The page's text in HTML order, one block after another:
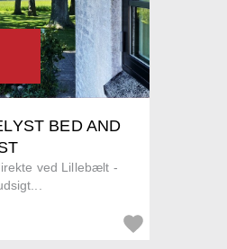
BED AND
ved Lillebælt -